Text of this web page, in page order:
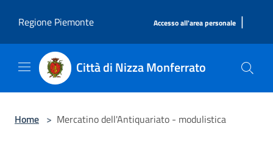
Regione Piemonte
Accesso all'area personale |
Città di Nizza Monferrato
Home > Mercatino dell'Antiquariato - modulistica